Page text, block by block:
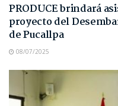
PRODUCE brindará
proyecto del
de Pucallpa
08/07/2025